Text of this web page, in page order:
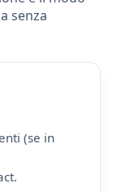
senza
(se in